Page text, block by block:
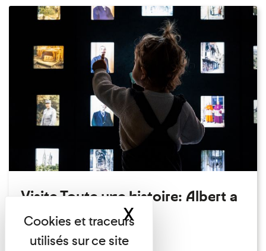
Visite Toute une histoire: Albert a
perdu son chapeau!
Exposition permanente
XMasquer le